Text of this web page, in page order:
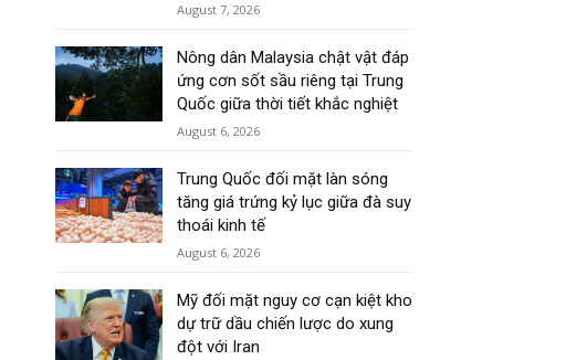
August 7, 2026
Nông dân Malaysia chật vật đáp
ứng cơn sốt sầu riêng tại Trung
Quốc giữa thời tiết khắc nghiệt
August 6, 2026
Trung Quốc đối mặt làn sóng
tăng giá trứng kỷ lục giữa đà suy
thoái kinh tế
August 6, 2026
Mỹ đối mặt nguy cơ cạn kiệt kho
dự trữ dầu chiến lược do xung
đột với Iran